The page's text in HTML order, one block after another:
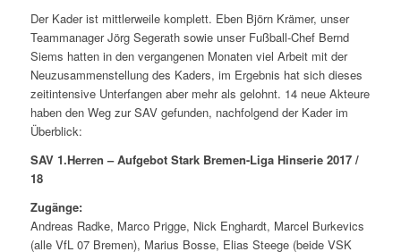
Der Kader ist mittlerweile komplett. Eben Björn Krämer, unser
Teammanager Jörg Segerath sowie unser Fußball-Chef Bernd
Siems hatten in den vergangenen Monaten viel Arbeit mit der
Neuzusammenstellung des Kaders, im Ergebnis hat sich dieses
zeitintensive Unterfangen aber mehr als gelohnt. 14 neue Akteure
haben den Weg zur SAV gefunden, nachfolgend der Kader im
Überblick:
SAV 1.Herren – Aufgebot Stark Bremen-Liga Hinserie 2017 /
18
Zugänge:
Andreas Radke, Marco Prigge, Nick Enghardt, Marcel Burkevics
(alle VfL 07 Bremen), Marius Bosse, Elias Steege (beide VSK